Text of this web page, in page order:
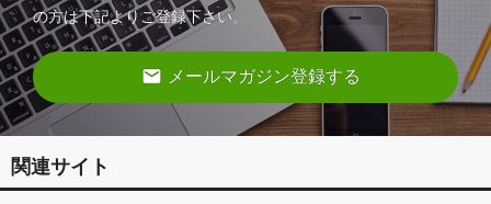
の方は下記よりご登録下さい。
email メールマガジン登録する
関連サイト